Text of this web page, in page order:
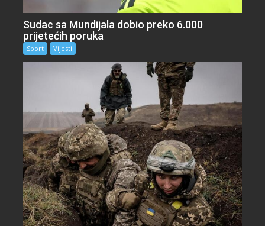
Sudac sa Mundijala dobio preko 6.000
prijetećih poruka
Sport Vijesti